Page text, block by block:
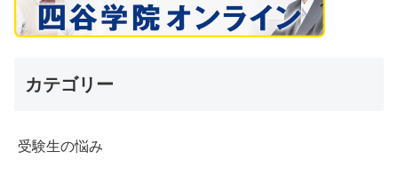
カテゴリー
受験生の悩み